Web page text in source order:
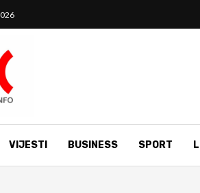
VIJESTI BUSINESS SPORT